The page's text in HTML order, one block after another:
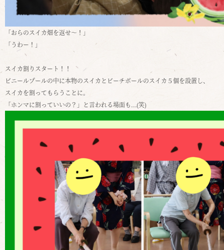
「おらのスイカ畑を返せ～！」
「うわー！」
スイカ割りスタート！！
ビニールプールの中に本物のスイカとビーチボールのスイカ５個を設置し、
スイカを割ってもらうことに。
「ホンマに割っていいの？」と言われる場面も...(笑)